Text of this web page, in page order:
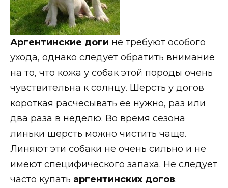
Аргентинские доги не требуют особого
ухода, однако следует обратить внимание
на то, что кожа у собак этой породы очень
чувствительна к солнцу. Шерсть у догов
короткая расчесывать ее нужно, раз или
два раза в неделю. Во время сезона
линьки шерсть можно чистить чаще.
Линяют эти собаки не очень сильно и не
имеют специфического запаха. Не следует
часто купать аргентинских догов.